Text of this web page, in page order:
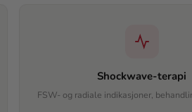
Shockwave-terapi
FSW- og radiale indikasjoner,